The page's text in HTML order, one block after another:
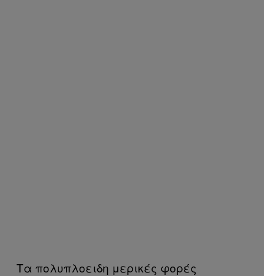
Τα πολυπλοειδη μερικές φορές